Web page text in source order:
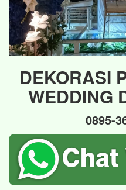
DEKORASI
WEDDING
0895-